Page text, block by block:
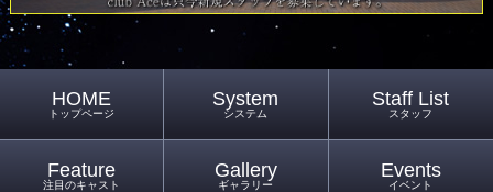
HOME
トップページ
System
システム
Staff List
スタッフ
Feature
注目のキャスト
Gallery
ギャラリー
Events
イベント